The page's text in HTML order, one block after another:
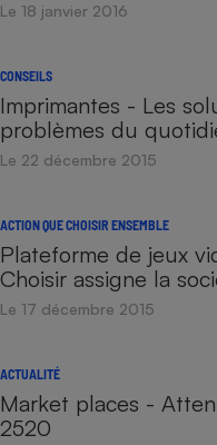
Le 18 janvier 2016
CONSEILS
Imprimantes - Les
problèmes du
Le 22 décembre 2015
ACTION QUE CHOISIR ENSEMBLE
Plateforme de jeux
Choisir assigne la
Le 17 décembre 2015
ACTUALITÉ
Market places -
2520